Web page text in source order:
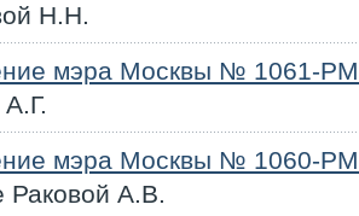
Н.Н.
мэра Москвы № 1061-РМ
мэра Москвы № 1060-РМ
Раковой А.В.